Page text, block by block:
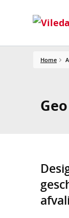
Home